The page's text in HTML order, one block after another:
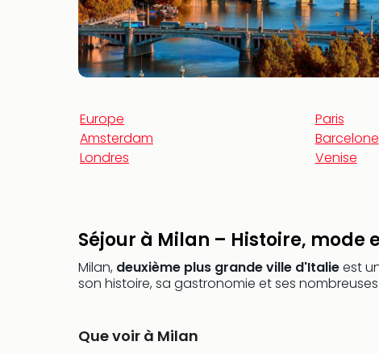
Europe
Amsterdam
Londres
Paris
Barcelone
Venise
Séjour à Milan – Histoire, mode
Milan, deuxième plus grande ville d'Italieest
son histoire, sa gastronomie et ses
Que voir à Milan